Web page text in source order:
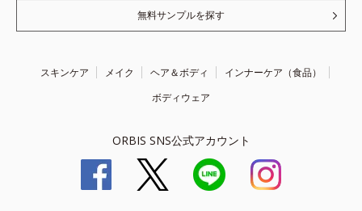
無料サンプルを探す
スキンケア メイク ヘア＆ボディ
インナーケア（食品）
ボディウェア
ORBIS SNS公式アカウント